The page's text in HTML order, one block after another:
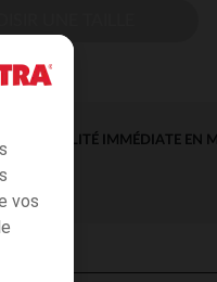
vos
DISPONIBILITÉ IMMÉDIATE EN